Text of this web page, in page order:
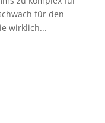
für den
wirklich...